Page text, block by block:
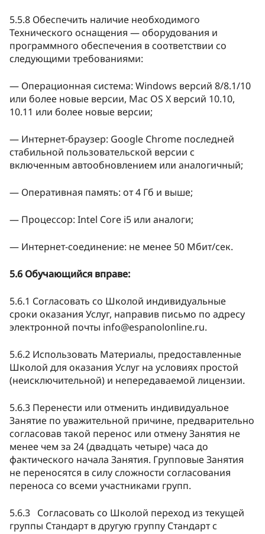
5.5.8 Обеспечить наличие необходимого
Технического оснащения — оборудования и
программного обеспечения в соответствии со
следующими требованиями:
— Операционная система: Windows версий 8/8.1/10
или более новые версии, Mac OS X версий 10.10,
10.11 или более новые версии;
— Интернет-браузер: Google Chrome последней
стабильной пользовательской версии с
включенным автообновлением или аналогичный;
— Оперативная память: от 4 Гб и выше;
— Процессор: Intel Core i5 или аналоги;
— Интернет-соединение: не менее 50 Мбит/сек.
5.6 Обучающийся вправе:
5.6.1 Согласовать со Школой индивидуальные
сроки оказания Услуг, направив письмо по адресу
электронной почты info@espanolonline.ru.
5.6.2 Использовать Материалы, предоставленные
Школой для оказания Услуг на условиях простой
(неисключительной) и непередаваемой лицензии.
5.6.3 Перенести или отменить индивидуальное
Занятие по уважительной причине, предварительно
согласовав такой перенос или отмену Занятия не
менее чем за 24 (двадцать четыре) часа до
фактического начала Занятия. Групповые Занятия
не переносятся в силу сложности согласования
переноса со всеми участниками групп.
5.6.3 Согласовать со Школой переход из текущей
группы Стандарт в другую группу Стандарт с